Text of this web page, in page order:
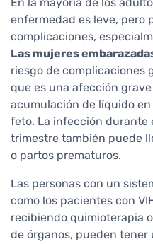
enfermedad es leve, pero
complicaciones,
Las mujeres
riesgo de complicaciones
que es una afección
acumulación de líquido
feto. La infección durante
trimestre también puede
o partos prematuros.
Las personas con un
como los pacientes con
recibiendo quimioterapia
de órganos, pueden tener